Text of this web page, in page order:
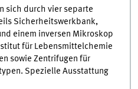
sich durch vier separte
Sicherheitswerkbank,
einem inversen Mikroskop
für Lebensmittelchemie
sowie Zentrifugen für
Spezielle Ausstattung